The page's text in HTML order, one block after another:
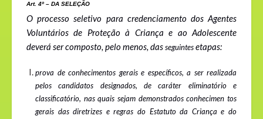
Art. 4º – DA SELEÇÃO
O processo seletivo para credenciamento dos Agentes
Voluntários de Proteção à Criança e ao Adolescente
deverá ser composto, pelo menos, dasseguintesetapas:
prova de conhecimentos gerais e específicos, a ser realizada
pelos candidatos designados, de caráter eliminatório e
classificatório, nas quais sejam demonstrados conhecimen tos
gerais das diretrizes e regras do Estatuto da Criança e do